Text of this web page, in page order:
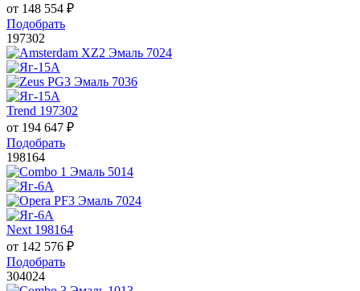
от 148 554 ₽
Подобрать
197302
Trend 197302
от 194 647 ₽
Подобрать
198164
Next 198164
от 142 576 ₽
Подобрать
304024